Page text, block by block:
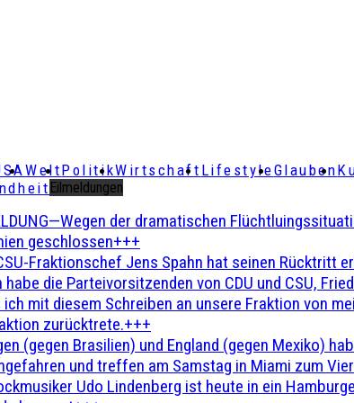
WeltPolitikWirtschaft LifestyleGlauben
Eilmeldungen
der dramatischen
geschlossen+++
Fraktionschef Jens Spahn hat seinen Rücktritt
die Parteivorsitzenden von CDU und CSU,
mit diesem Schreiben an unsere Fraktion von
zurücktrete.+++
(gegen Brasilien) und England (gegen Mexiko)
und treffen am Samstag in Miami zum
Udo Lindenberg ist heute in ein